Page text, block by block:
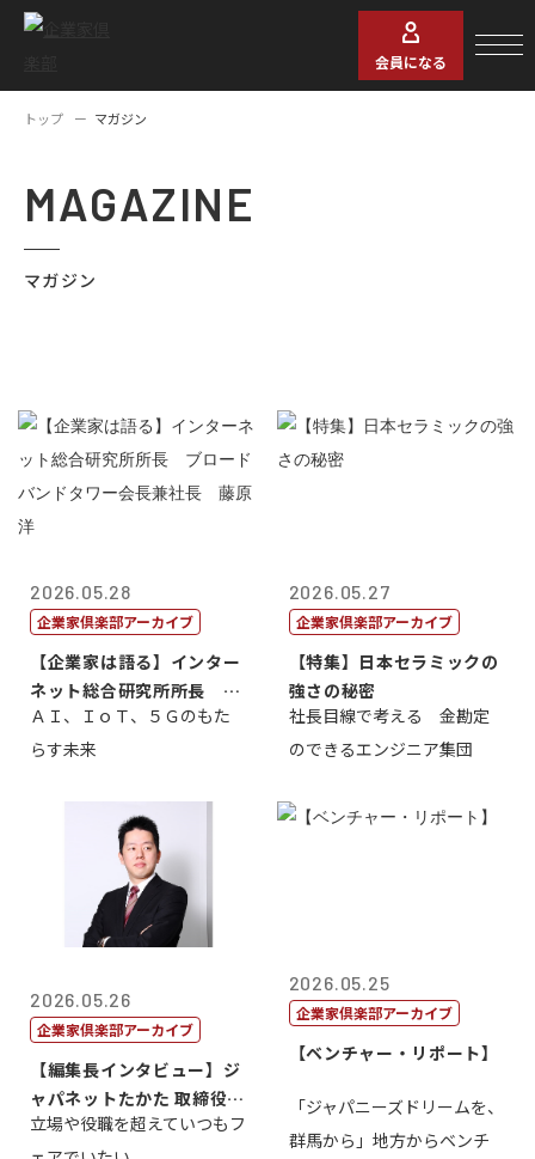
会員になる
トップ マガジン
MAGAZINE
マガジン
2026.05.28
企業家倶楽部アーカイブ
【企業家は語る】インター
ネット総合研究所所長 ブ
ロードバンド...
ＡＩ、ＩｏＴ、５Ｇのもた
らす未来
2026.05.27
企業家倶楽部アーカイブ
【特集】日本セラミックの
強さの秘密
社長目線で考える 金勘定
のできるエンジニア集団
2026.05.26
企業家倶楽部アーカイブ
【編集長インタビュー】ジ
ャパネットたかた 取締役副
社長髙田旭...
立場や役職を超えていつもフ
2026.05.25
企業家倶楽部アーカイブ
【ベンチャー・リポート】
「ジャパニーズドリームを、
群馬から」地方からベンチ